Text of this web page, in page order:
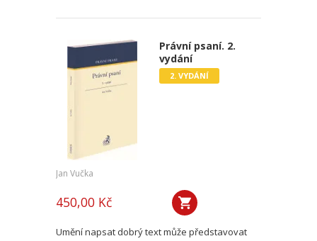
Právní psaní. 2.
vydání
2. VYDÁNÍ
Jan Vučka
450,00 Kč
Umění napsat dobrý text může představovat